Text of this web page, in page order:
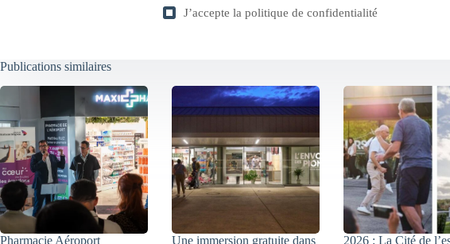
J’accepte la politique de confidentialité
Publications similaires
Pharmacie Aéroport
Une immersion gratuite dans
2026 : La Cité de